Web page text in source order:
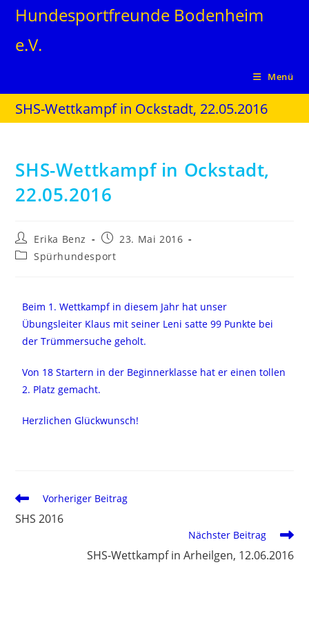
Hundesportfreunde Bodenheim
e.V.
Menü
SHS-Wettkampf in Ockstadt, 22.05.2016
SHS-Wettkampf in Ockstadt,
22.05.2016
Erika Benz
23. Mai 2016
Spürhundesport
Beim 1. Wettkampf in diesem Jahr hat unser
Übungsleiter Klaus mit seiner Leni satte 99 Punkte bei
der Trümmersuche geholt.
Von 18 Startern in der Beginnerklasse hat er einen tollen
2. Platz gemacht.
Herzlichen Glückwunsch!
Vorheriger Beitrag
SHS 2016
Nächster Beitrag
SHS-Wettkampf in Arheilgen, 12.06.2016